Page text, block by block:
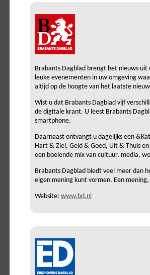
Brabants Dagblad brengt het nieuws
leuke evenementen in uw omgeving
altijd op de hoogte van het laatste
Wist u dat Brabants Dagblad vijf
de digitale krant. U leest Brabants
smartphone.
Daarnaast ontvangt u dagelijks een
Hart & Ziel, Geld & Goed, Uit & Thuis
een boeiende mix van cultuur, media,
Brabants Dagblad biedt veel meer dan
eigen mening kunt vormen. Een
Website: www.bd.nl